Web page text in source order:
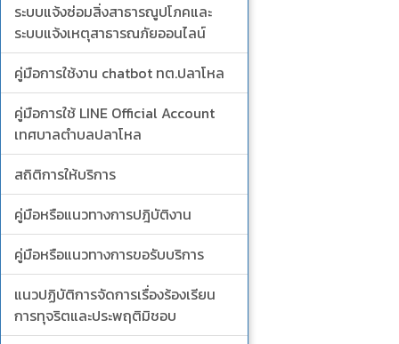
ระบบแจ้งซ่อมสิ่งสาธารณูปโภคและ
ระบบแจ้งเหตุสาธารณภัยออนไลน์
คู่มือการใช้งาน chatbot ทต.ปลาโหล
คู่มือการใช้ LINE Official Account
เทศบาลตำบลปลาโหล
สถิติการให้บริการ
คู่มือหรือแนวทางการปฎิบัติงาน
คู่มือหรือแนวทางการขอรับบริการ
แนวปฏิบัติการจัดการเรื่องร้องเรียน
การทุจริตและประพฤติมิชอบ